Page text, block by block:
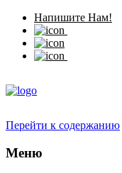
Напишите Нам!
Перейти к содержанию
Меню